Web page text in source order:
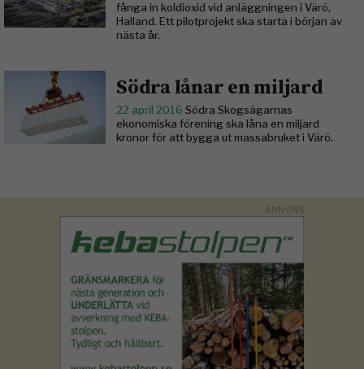
fånga in koldioxid vid anläggningen i Värö,
Halland. Ett pilotprojekt ska starta i början av
nästa år.
Södra lånar en miljard
22 april 2016 Södra Skogsägarnas
ekonomiska förening ska låna en miljard
kronor för att bygga ut massabruket i Värö.